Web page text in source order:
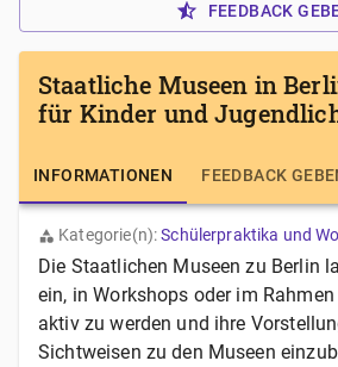
Staatliche Museen in
für Kinder und
INFORMATIONEN FEEDBACK
Kategorie(n): Schülerpraktika und
Die Staatlichen Museen zu Berlin
ein, in Workshops oder im
aktiv zu werden und ihre
Sichtweisen zu den Museen
FEEDBACK